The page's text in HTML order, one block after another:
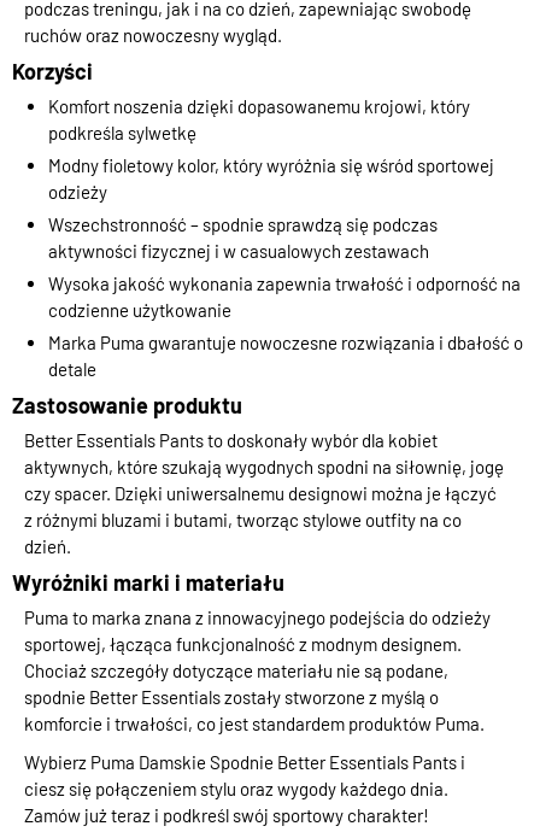
podczas treningu, jak i na co dzień, zapewniając swobodę
ruchów oraz nowoczesny wygląd.
Korzyści
Komfort noszenia dzięki dopasowanemu krojowi, który
podkreśla sylwetkę
Modny fioletowy kolor, który wyróżnia się wśród sportowej
odzieży
Wszechstronność – spodnie sprawdzą się podczas
aktywności fizycznej i w casualowych zestawach
Wysoka jakość wykonania zapewnia trwałość i odporność na
codzienne użytkowanie
Marka Puma gwarantuje nowoczesne rozwiązania i dbałość o
detale
Zastosowanie produktu
Better Essentials Pants to doskonały wybór dla kobiet
aktywnych, które szukają wygodnych spodni na siłownię, jogę
czy spacer. Dzięki uniwersalnemu designowi można je łączyć
z różnymi bluzami i butami, tworząc stylowe outfity na co
dzień.
Wyróżniki marki i materiału
Puma to marka znana z innowacyjnego podejścia do odzieży
sportowej, łącząca funkcjonalność z modnym designem.
Chociaż szczegóły dotyczące materiału nie są podane,
spodnie Better Essentials zostały stworzone z myślą o
komforcie i trwałości, co jest standardem produktów Puma.
Wybierz Puma Damskie Spodnie Better Essentials Pants i
ciesz się połączeniem stylu oraz wygody każdego dnia.
Zamów już teraz i podkreśl swój sportowy charakter!